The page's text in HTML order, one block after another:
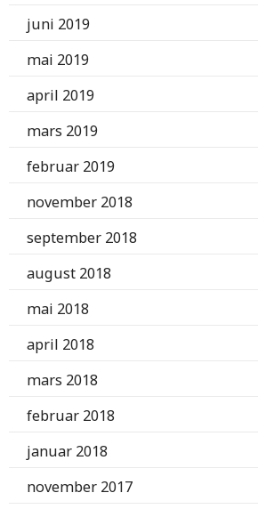
juni 2019
mai 2019
april 2019
mars 2019
februar 2019
november 2018
september 2018
august 2018
mai 2018
april 2018
mars 2018
februar 2018
januar 2018
november 2017